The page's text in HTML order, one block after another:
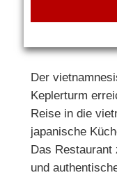
Der
Keplerturm
Reise in die
japanische
Das
und